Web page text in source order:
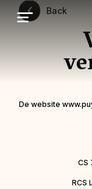
Overslaan
naar
Back
De website
CS
RCS